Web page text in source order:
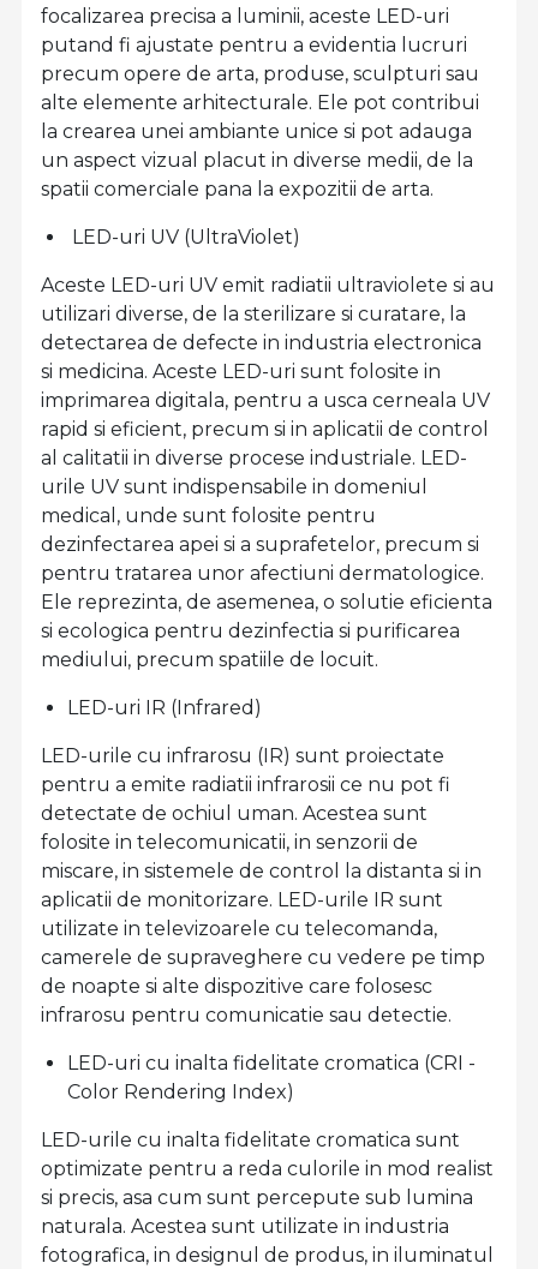
focalizarea precisa a luminii, aceste LED-uri
putand fi ajustate pentru a evidentia lucruri
precum opere de arta, produse, sculpturi sau
alte elemente arhitecturale. Ele pot contribui
la crearea unei ambiante unice si pot adauga
un aspect vizual placut in diverse medii, de la
spatii comerciale pana la expozitii de arta.
LED-uri UV (UltraViolet)
Aceste LED-uri UV emit radiatii ultraviolete si au
utilizari diverse, de la sterilizare si curatare, la
detectarea de defecte in industria electronica
si medicina. Aceste LED-uri sunt folosite in
imprimarea digitala, pentru a usca cerneala UV
rapid si eficient, precum si in aplicatii de control
al calitatii in diverse procese industriale. LED-
urile UV sunt indispensabile in domeniul
medical, unde sunt folosite pentru
dezinfectarea apei si a suprafetelor, precum si
pentru tratarea unor afectiuni dermatologice.
Ele reprezinta, de asemenea, o solutie eficienta
si ecologica pentru dezinfectia si purificarea
mediului, precum spatiile de locuit.
LED-uri IR (Infrared)
LED-urile cu infrarosu (IR) sunt proiectate
pentru a emite radiatii infrarosii ce nu pot fi
detectate de ochiul uman. Acestea sunt
folosite in telecomunicatii, in senzorii de
miscare, in sistemele de control la distanta si in
aplicatii de monitorizare. LED-urile IR sunt
utilizate in televizoarele cu telecomanda,
camerele de supraveghere cu vedere pe timp
de noapte si alte dispozitive care folosesc
infrarosu pentru comunicatie sau detectie.
LED-uri cu inalta fidelitate cromatica (CRI -
Color Rendering Index)
LED-urile cu inalta fidelitate cromatica sunt
optimizate pentru a reda culorile in mod realist
si precis, asa cum sunt percepute sub lumina
naturala. Acestea sunt utilizate in industria
fotografica, in designul de produs, in iluminatul